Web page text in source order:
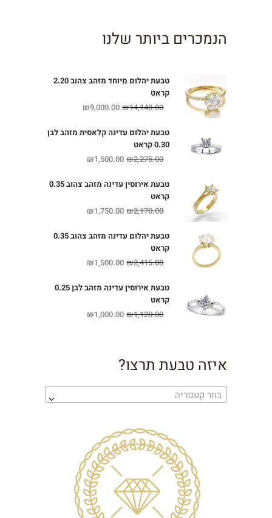
הנמכרים ביותר שלנו
טבעת יהלום מיוחד מזהב צהוב 2.20
קראט
₪14,140.00
₪9,000.00
טבעת יהלום עדינה קלאסית מזהב לבן
0.30 קראט
₪2,275.00
₪1,500.00
טבעת אירוסין עדינה מזהב צהוב 0.35
קראט
₪2,170.00
₪1,750.00
טבעת יהלום עדינה מזהב צהוב 0.35
קראט
₪2,415.00
₪1,500.00
טבעת אירוסין עדינה מזהב לבן 0.25
קראט
₪1,120.00
₪1,000.00
איזה טבעת תרצו?
בחר קטגוריה